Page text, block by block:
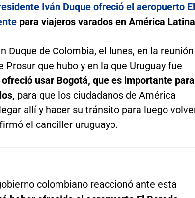
Iván Duque ofreció el aeropuerto El
para viajeros varados en América
Duque de Colombia, el lunes, en la reunión
Prosur que hubo y en la que Uruguay fue
ofreció usar Bogotá, que es importante para
para que los ciudadanos de América
allí y hacer su tránsito para luego
el canciller uruguayo.
colombiano reaccionó ante esta